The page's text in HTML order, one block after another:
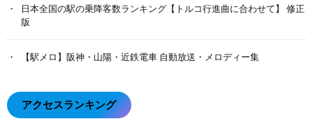
日本全国の駅の乗降客数ランキング【トルコ行進曲に合わせて】 修正
版
【駅メロ】阪神・山陽・近鉄電車 自動放送・メロディー集
アクセスランキング